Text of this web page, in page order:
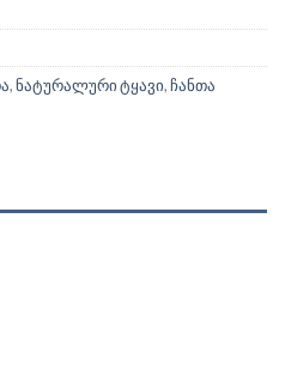
,ნატურალური ტყავი,ჩანთა